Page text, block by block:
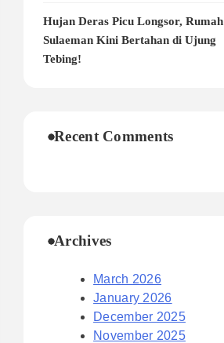
Hujan Deras Picu Longsor, Rumah
Sulaeman Kini Bertahan di Ujung
Tebing!
Recent Comments
Archives
March 2026
January 2026
December 2025
November 2025